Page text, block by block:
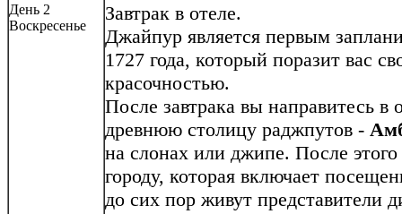
День 2
Воскресенье
Завтрак в отеле.
Джайпур является первым
1727 года, который поразит вас
красочностью.
После завтрака вы направитесь
древнюю столицу раджпутов -
на слонах или джипе. После
городу, которая включает
до сих пор живут представители